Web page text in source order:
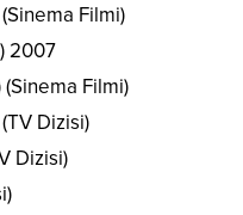
Filmi)
2007
Filmi)
Dizisi)
Dizisi)